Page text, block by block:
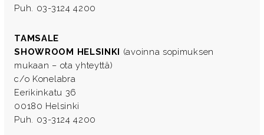
Puh. 03-3124 4200
TAMSALE
SHOWROOM HELSINKI (avoinna sopimuksen
mukaan – ota yhteyttä)
c/o Konelabra
Eerikinkatu 36
00180 Helsinki
Puh. 03-3124 4200